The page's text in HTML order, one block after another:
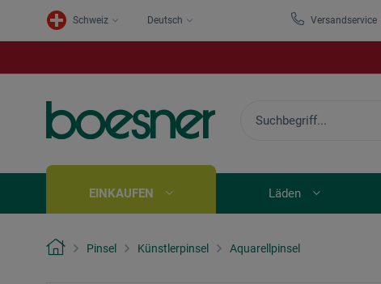
Schweiz Deutsch Versandservice
EINKAUFEN Läden
Pinsel Künstlerpinsel Aquarellpinsel